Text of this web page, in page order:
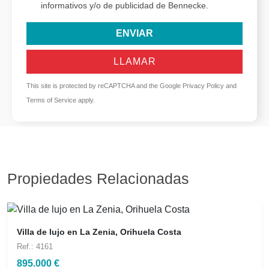
informativos y/o de publicidad de Bennecke.
ENVIAR
LLAMAR
This site is protected by reCAPTCHA and the Google Privacy Policy and
Terms of Service apply.
Propiedades Relacionadas
Villa de lujo en La Zenia, Orihuela Costa
Ref.: 4161
895.000 €